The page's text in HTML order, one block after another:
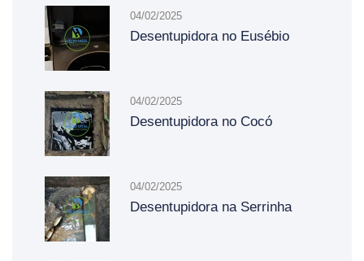
04/02/2025
Desentupidora no Eusébio
04/02/2025
Desentupidora no Cocó
04/02/2025
Desentupidora na Serrinha